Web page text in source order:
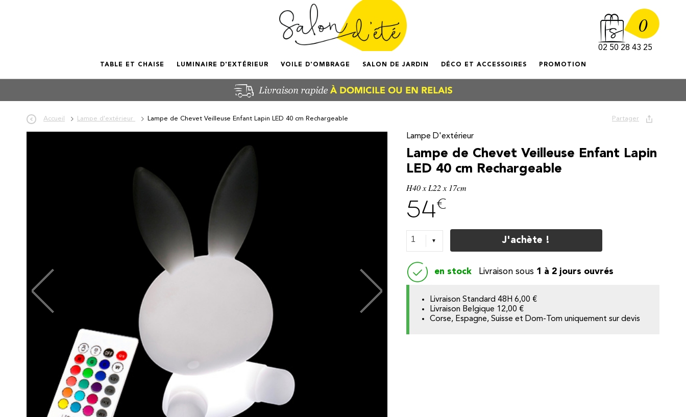
0
02 50 28 43 25
TABLE ET CHAISE LUMINAIRE D'EXTÉRIEUR VOILE D'OMBRAGE SALON DE JARDIN DÉCO ET ACCESSOIRES PROMOTION
Accueil Lampe d'extérieur Lampe de Chevet Veilleuse Enfant Lapin LED 40 cm Rechargeable Partager
Lampe D'extérieur
Lampe de Chevet Veilleuse Enfant Lapin
LED 40 cm Rechargeable
H40 x L22 x 17cm
54€
J'achète !
en stock 1 à 2 jours ouvrés
Livraison Standard 48H 6,00 €
Livraison Belgique 12,00 €
Corse, Espagne, Suisse et Dom-Tom uniquement sur devis